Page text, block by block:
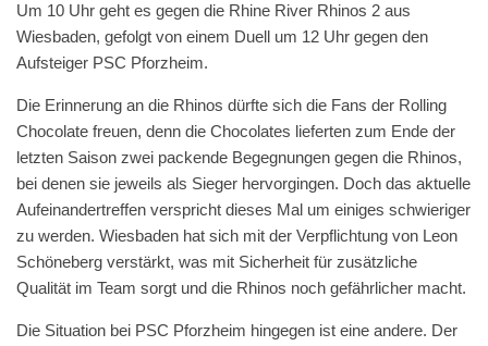
Um 10 Uhr geht es gegen die Rhine River Rhinos 2 aus
Wiesbaden, gefolgt von einem Duell um 12 Uhr gegen den
Aufsteiger PSC Pforzheim.
Die Erinnerung an die Rhinos dürfte sich die Fans der Rolling
Chocolate freuen, denn die Chocolates lieferten zum Ende der
letzten Saison zwei packende Begegnungen gegen die Rhinos,
bei denen sie jeweils als Sieger hervorgingen. Doch das aktuelle
Aufeinandertreffen verspricht dieses Mal um einiges schwieriger
zu werden. Wiesbaden hat sich mit der Verpflichtung von Leon
Schöneberg verstärkt, was mit Sicherheit für zusätzliche
Qualität im Team sorgt und die Rhinos noch gefährlicher macht.
Die Situation bei PSC Pforzheim hingegen ist eine andere. Der